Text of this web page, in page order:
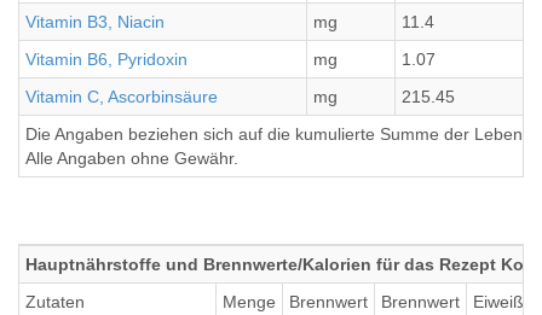
Vitamin B3, Niacin
mg 11.4
Vitamin B6, Pyridoxin
mg 1.07
Vitamin C, Ascorbinsäure
mg 215.45
Die Angaben beziehen sich auf die kumulierte Summe der
Alle Angaben ohne Gewähr.
Hauptnährstoffe und Brennwerte/Kalorien für das Rezept
Zutaten
Menge
Brennwert
Brennwert
Eiweiß